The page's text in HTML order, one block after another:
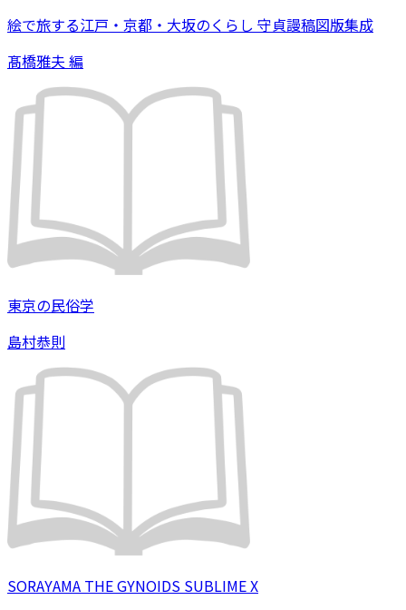
絵で旅する江戸・京都・大坂のくらし 守貞謾稿図版集成
髙橋雅夫 編
東京の民俗学
島村恭則
SORAYAMA THE GYNOIDS SUBLIME X